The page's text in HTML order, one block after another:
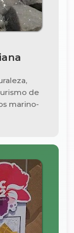
de
marino-